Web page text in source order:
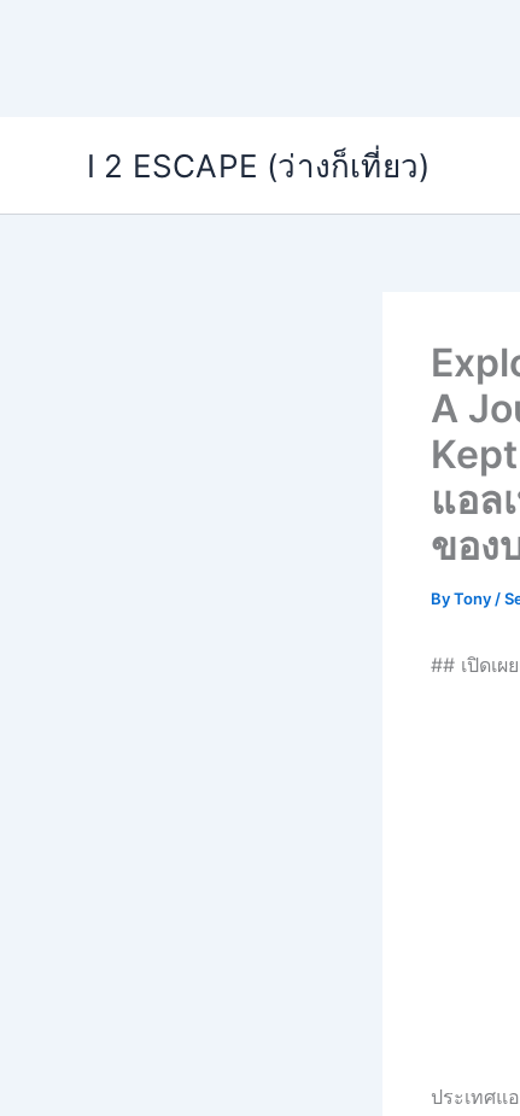
I 2 ESCAPE (ว่างก็เที่ยว)
A
แอล
ของ
ByTony /
## เปิดเผ
ประเทศแ